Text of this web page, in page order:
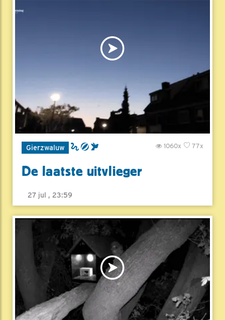
Gierzwaluw 77x
1060x
De laatste uitvlieger
27 jul , 23:59